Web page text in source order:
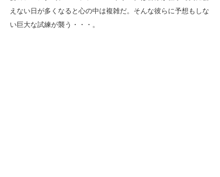
えない日が多くなると心の中は複雑だ。そんな彼らに予想もしな
い巨大な試練が襲う・・・。